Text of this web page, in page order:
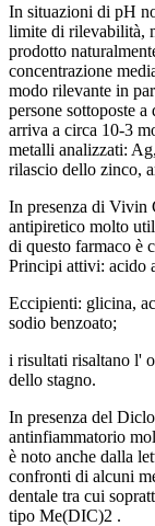
In situazioni di pH
limite di rilevabilità,
prodotto
concentrazione
modo rilevante in
persone sottoposte
arriva a circa 10-3
metalli analizzati:
rilascio dello zinco,
In presenza di Vivin
antipiretico molto
di questo farmaco è
Principi attivi: acido
Eccipienti: glicina,
sodio benzoato;
i risultati risaltano l'
dello stagno.
In presenza del
antinfiammatorio
è noto anche dalla
confronti di alcuni
dentale tra cui
tipo Me(DIC)2 .